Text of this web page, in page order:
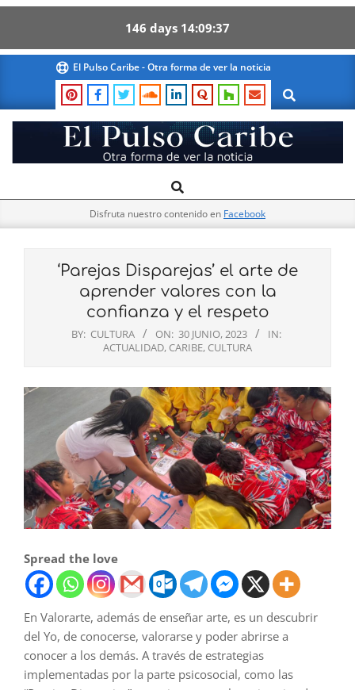
146 days 14 09 36
content
El Pulso Caribe - Otra forma de ver la noticia
Search
El
Pulso
Navigation
Search
Disfruta nuestro contenido en Facebook
‘Parejas Disparejas’ el arte de
aprender valores con la
confianza y el respeto
BY: CULTURA ON: 30 JUNIO, 2023
IN:
ACTUALIDAD, CARIBE, CULTURA
Spread the love
En Valorarte, además de enseñar arte, es un descubrir
del Yo, de conocerse, valorarse y poder abrirse a
conocer a los demás. A través de estrategias
implementadas por la parte psicosocial, como las